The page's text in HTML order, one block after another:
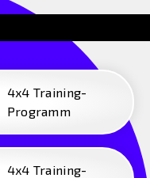
4x4 Training-
Programm
4x4 Training-